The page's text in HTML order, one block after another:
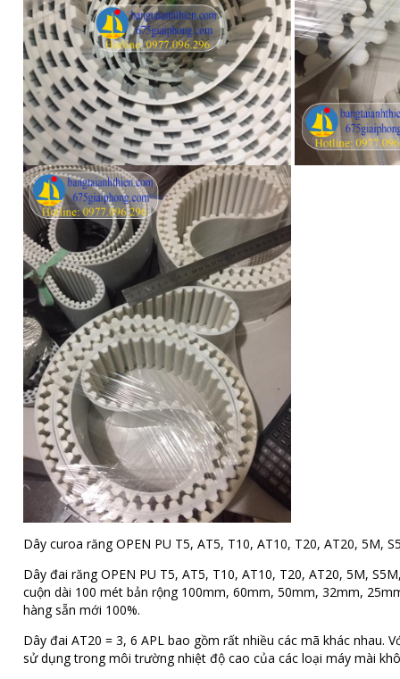
Dây curoa răng OPEN PU T5, AT5, T10, AT10, T20, AT20, 5M,
Dây đai răng OPEN PU T5, AT5, T10, AT10, T20, AT20, 5M,
cuộn dài 100 mét bản rộng 100mm, 60mm, 50mm, 32mm,
hàng sẵn mới 100%.
Dây đai AT20 = 3, 6 APL bao gồm rất nhiều các mã khác
sử dụng trong môi trường nhiệt độ cao của các loại máy mài